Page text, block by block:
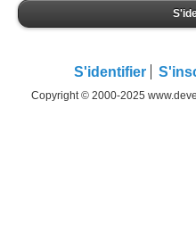
S'identifier
Copyright © 2000-2025